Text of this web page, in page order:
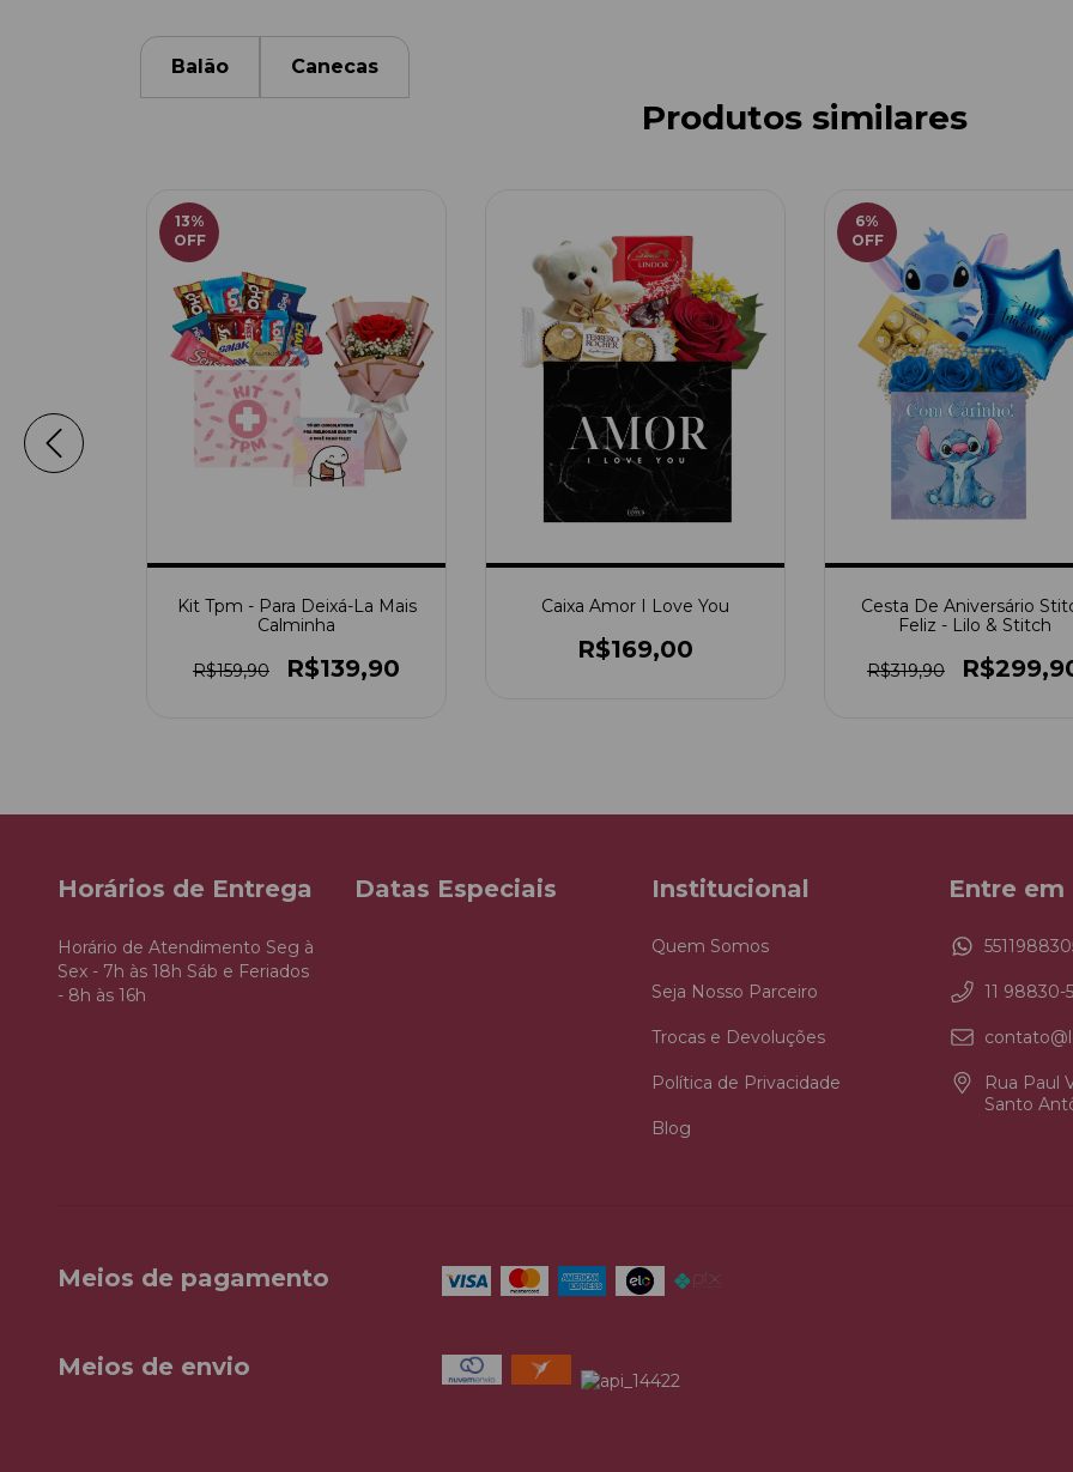
Balão Canecas
Produtos similares
13%
OFF
Kit Tpm - Para Deixá-La Mais
Calminha
R$159,90 R$139,90
Caixa Amor I Love You
R$169,00
6%
OFF
Cesta De Aniversário
Feliz - Lilo & Stitch
R$319,90
Horários de Entrega
Horário de Atendimento Seg à
Sex - 7h às 18h Sáb e Feriados
- 8h às 16h
Datas Especiais Institucional
Quem Somos
Seja Nosso Parceiro
Trocas e Devoluções
Política de Privacidade
Blog
Entre
11 98830-
Rua Paul
Santo
Meios de pagamento
Meios de envio